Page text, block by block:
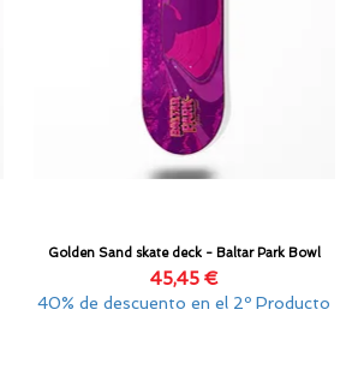
Vista rápida
Golden Sand skate deck - Baltar Park Bowl
Precio
45,45 €
40% de descuento en el 2º Producto